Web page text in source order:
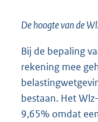
De hoogte van de
Bij de bepaling
rekening mee
bestaan. Het
9,65% omdat